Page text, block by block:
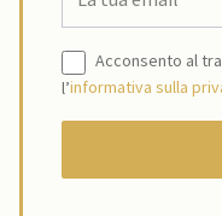
Acconsento al
l’informativa sulla